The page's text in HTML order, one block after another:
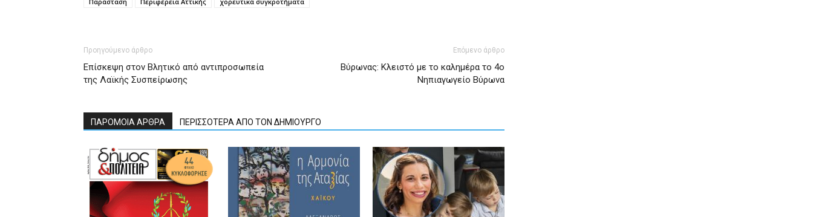
Προηγούμενο άρθρο
Επίσκεψη στον Βλητικό από αντιπροσωπεία
της Λαϊκής Συσπείρωσης
Επόμενο άρθρο
Βύρωνας: Κλειστό με το καλημέρα το 4ο
Νηπιαγωγείο Βύρωνα
ΠΑΡΟΜΟΙΑ ΑΡΘΡΑ ΠΕΡΙΣΣΟΤΕΡΑ ΑΠΟ ΤΟΝ ΔΗΜΙΟΥΡΓΟ